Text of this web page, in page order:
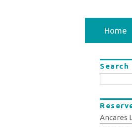
Home
Search
Ancares